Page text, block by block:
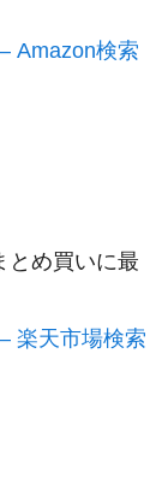
Amazon検索
とめ買いに最
楽天市場検索